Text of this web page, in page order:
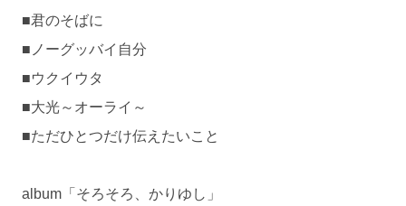
■君のそばに
■ノーグッバイ自分
■ウクイウタ
■大光～オーライ～
■ただひとつだけ伝えたいこと
album「そろそろ、かりゆし」